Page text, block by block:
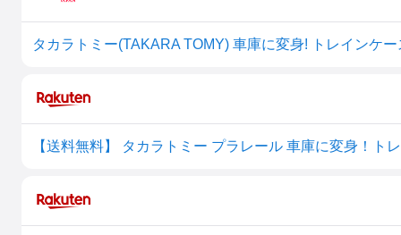
タカラトミー(TAKARA TOMY) 車庫に変身! トレインケ
【送料無料】 タカラトミー プラレール 車庫に変身！ト